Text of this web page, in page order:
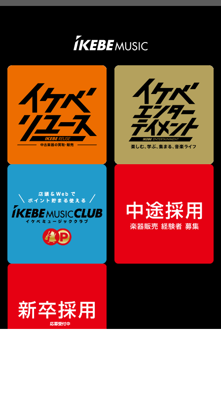
販売価格¥48,400（税込）